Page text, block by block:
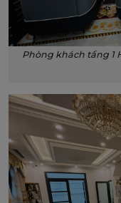
Phòng khách tầng 1